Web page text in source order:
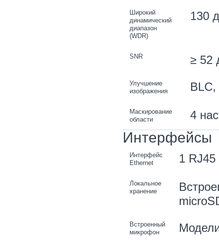
Широкий
динамический
диапазон
(WDR)
130
SNR ≥ 52
Улучшение
изображения
Маскирование
области
4
Интерфейсы
Интерфейс
Ethernet
1
Локальное
хранение
Встроенный
микрофон